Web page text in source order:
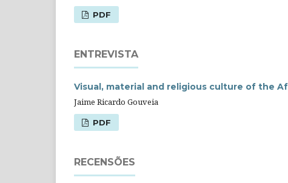
PDF
ENTREVISTA
Visual, material and religious culture of the
Jaime Ricardo Gouveia
PDF
RECENSÕES